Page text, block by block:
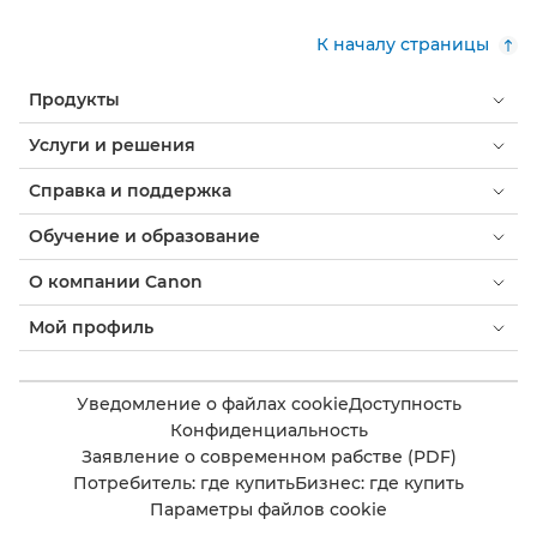
К началу страницы
Продукты
Услуги и решения
Справка и поддержка
Обучение и образование
О компании Canon
Мой профиль
Уведомление о файлах cookieДоступность
Конфиденциальность
Заявление о современном рабстве (PDF)
Потребитель: где купитьБизнес: где купить
Параметры файлов cookie